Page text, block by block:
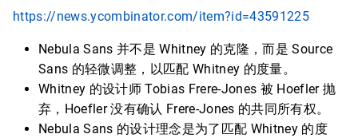
https://news.ycombinator.com/item?id=43591225
Nebula Sans 并不是 Whitney 的克隆，而是 Source
Sans 的轻微调整，以匹配 Whitney 的度量。
Whitney 的设计师 Tobias Frere-Jones 被 Hoefler 抛
弃，Hoefler 没有确认 Frere-Jones 的共同所有权。
Nebula Sans 的设计理念是为了匹配 Whitney 的度